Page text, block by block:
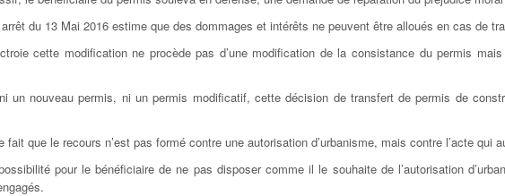
du 13 Mai 2016 estime que des dommages et intérêts ne peuvent être alloués en cas de
cette modification ne procède pas d’une modification de la consistance du permis
un nouveau permis, ni un permis modificatif, cette décision de transfert de permis de
que le recours n’est pas formé contre une autorisation d’urbanisme, mais contre l’acte qui
pour le bénéficiaire de ne pas disposer comme il le souhaite de l’autorisation